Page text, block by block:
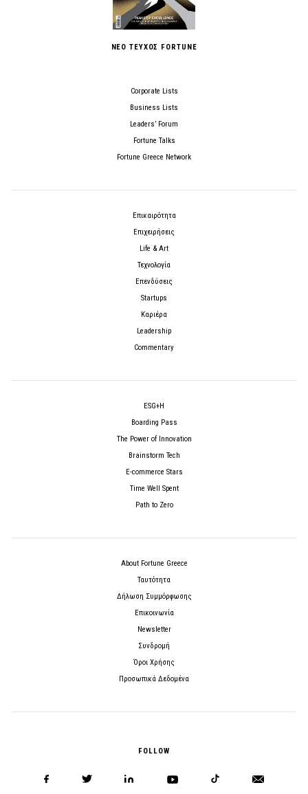
ΝΕΟ ΤΕΥΧΟΣ FORTUNE
Corporate Lists
Business Lists
Leaders’ Forum
Fortune Talks
Fortune Greece Network
Επικαιρότητα
Επιχειρήσεις
Life & Art
Τεχνολογία
Επενδύσεις
Startups
Καριέρα
Leadership
Commentary
ESG+H
Boarding Pass
The Power of Innovation
Brainstorm Tech
E-commerce Stars
Time Well Spent
Path to Zero
About Fortune Greece
Ταυτότητα
Δήλωση Συμμόρφωσης
Επικοινωνία
Newsletter
Συνδρομή
Όροι Χρήσης
Προσωπικά Δεδομένα
FOLLOW